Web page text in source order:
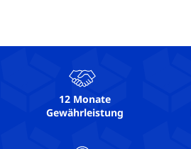
12 Monate
Gewährleistung